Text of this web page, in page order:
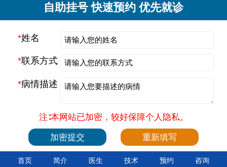
自助挂号 快速预约 优先就诊
*姓名
*联系方式
*病情描述
注∶本网站已加密，较好保障个人隐私。
首页 简介 医生 技术 预约 咨询